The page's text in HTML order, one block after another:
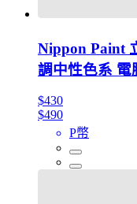
Nippon Paint
調中性色系 電
$430
$490
P幣